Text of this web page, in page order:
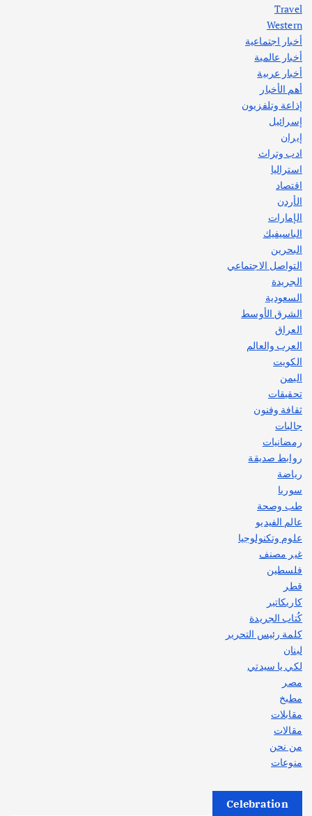
Travel
Western
أخبار اجتماعية
أخبار عالمية
أخبار عربية
أهم الأخبار
إذاعة وتلفزيون
إسرائيل
إيران
ادب وتراث
استراليا
اقتصاد
الأردن
الإمارات
الباسيفيك
البحرين
التواصل الاجتماعي
الجريدة
السعودية
الشرق الأوسط
العراق
العرب والعالم
الكويت
اليمن
تحقيقات
ثقافة وفنون
جاليات
رمضانيات
روابط صديقة
رياضة
سوريا
طب وصحة
عالم الفيديو
علوم وتكنولوجيا
غير مصنف
فلسطين
قطر
كاريكاتير
كُتاب الجريدة
كلمة رئيس التحرير
لبنان
لكي يا سيدتي
مصر
مطبخ
مقابلات
مقالات
من نحن
منوعات
Celebration